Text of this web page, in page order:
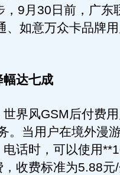
9月30日前，广东
、如意万众卡品牌
达七成
风GSM后付费用
。当用户在境外漫
话时，可以使用
收费标准为5.88元